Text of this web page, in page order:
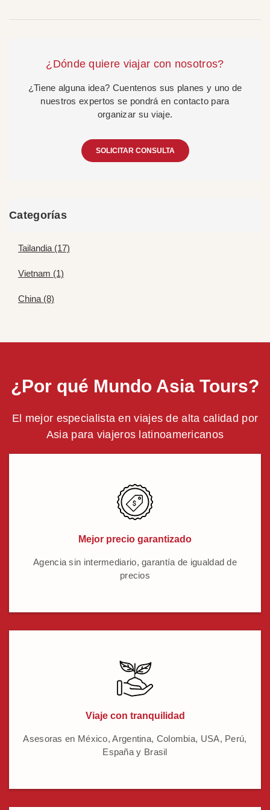
¿Dónde quiere viajar con nosotros?
¿Tiene alguna idea? Cuentenos sus planes y uno de
nuestros expertos se pondrá en contacto para
organizar su viaje.
SOLICITAR CONSULTA
Categorías
Tailandia (17)
Vietnam (1)
China (8)
¿Por qué Mundo Asia Tours?
El mejor especialista en viajes de alta calidad por
Asia para viajeros latinoamericanos
Mejor precio garantizado
Agencia sin intermediario, garantía de igualdad de
precios
Viaje con tranquilidad
Asesoras en México, Argentina, Colombia, USA, Perú,
España y Brasil